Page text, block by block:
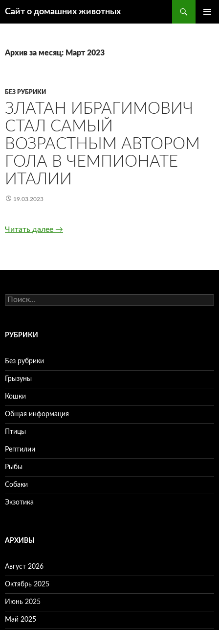
Сайт о домашних животных
Архив за месяц: Март 2023
БЕЗ РУБРИКИ
ЗЛАТАН ИБРАГИМОВИЧ
СТАЛ САМЫЙ
ВОЗРАСТНЫМ АВТОРОМ
ГОЛА В ЧЕМПИОНАТЕ
ИТАЛИИ
19.03.2023
Читать далее Златан Ибрагимович стал самый
→
Н
а
иРУБРИКИ
Без рубрики
Грызуны
Кошки
Общая информация
Птицы
Рептилии
Рыбы
Собаки
Экзотика
АРХИВЫ
Август 2026
Октябрь 2025
Июнь 2025
Май 2025